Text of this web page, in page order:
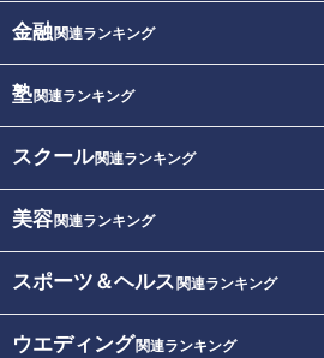
金融関連ランキング
塾関連ランキング
スクール関連ランキング
美容関連ランキング
スポーツ＆ヘルス 関連ランキング
ウエディング関連ランキング